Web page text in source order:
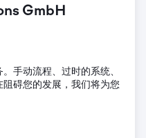
GmbH
手动流程、过时的系统、
碍您的发展，我们将为您